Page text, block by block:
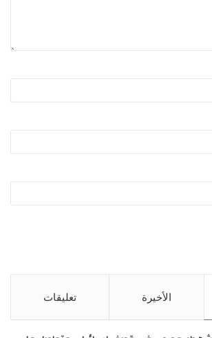
الأخيرة تعليقات